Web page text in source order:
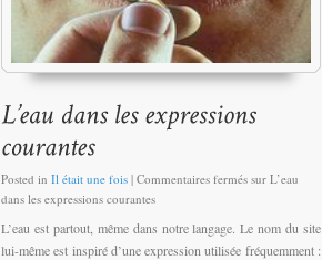
Posted in Il était une fois | Commentaires fermés sur L’eau
dans les expressions courantes
L’eau est partout, même dans notre langage. Le nom du site
lui-même est inspiré d’une expression utilisée fréquemment :